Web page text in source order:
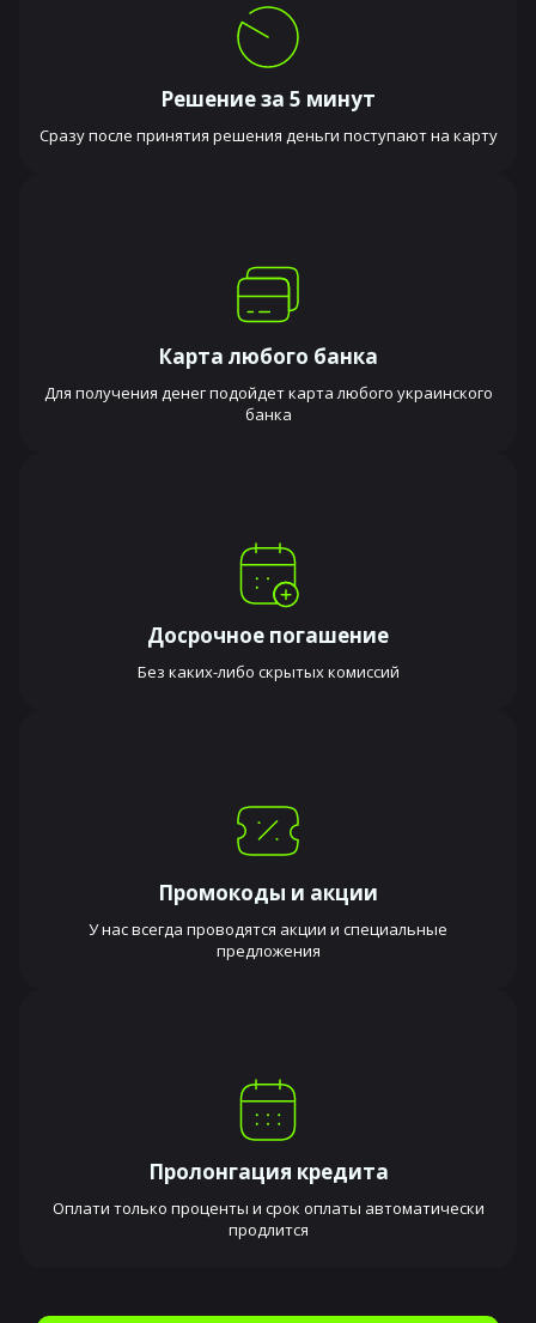
Решение за 5 минут
Сразу после принятия решения деньги поступают на карту
Карта любого банка
Для получения денег подойдет карта любого украинского
банка
Досрочное погашение
Без каких-либо скрытых комиссий
Промокоды и акции
У нас всегда проводятся акции и специальные
предложения
Пролонгация кредита
Оплати только проценты и срок оплаты автоматически
продлится